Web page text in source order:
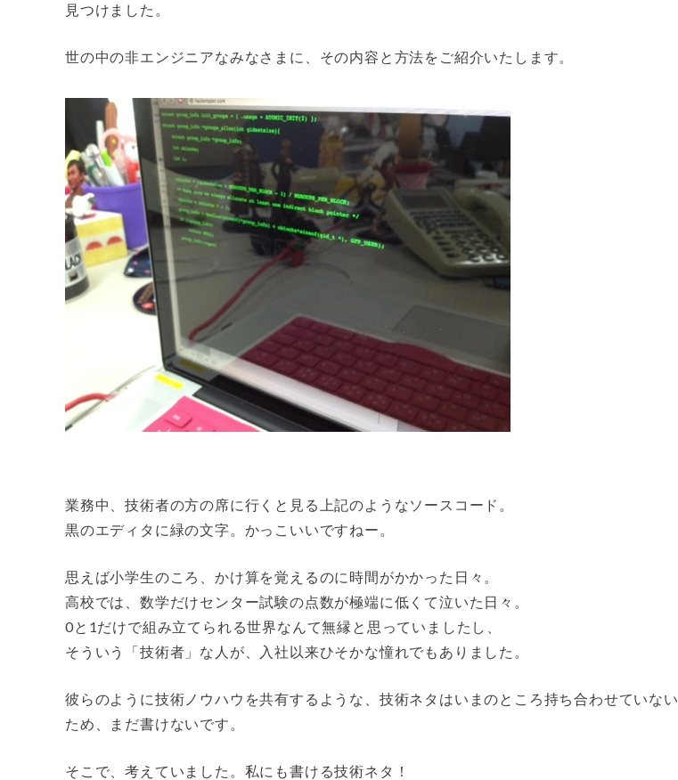
見つけました。
世の中の非エンジニアなみなさまに、その内容と方法をご紹介いたします。
業務中、技術者の方の席に行くと見る上記のようなソースコード。
黒のエディタに緑の文字。かっこいいですねー。
思えば小学生のころ、かけ算を覚えるのに時間がかかった日々。
高校では、数学だけセンター試験の点数が極端に低くて泣いた日々。
0と1だけで組み立てられる世界なんて無縁と思っていましたし、
そういう「技術者」な人が、入社以来ひそかな憧れでもありました。
彼らのように技術ノウハウを共有するような、技術ネタはいまのところ持ち合わせていない
ため、まだ書けないです。
そこで、考えていました。私にも書ける技術ネタ！